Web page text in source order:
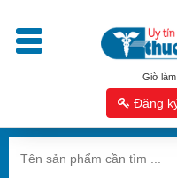
Giờ làm:
Đăng
Trang
phẩm
Tăng